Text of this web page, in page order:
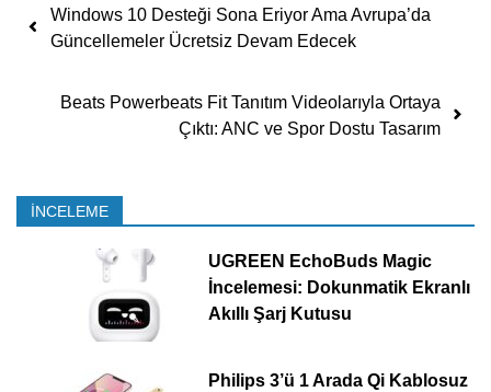
Yazı dolaşımı
Windows 10 Desteği Sona Eriyor Ama Avrupa’da
Güncellemeler Ücretsiz Devam Edecek
Beats Powerbeats Fit Tanıtım Videolarıyla Ortaya
Çıktı: ANC ve Spor Dostu Tasarım
İNCELEME
UGREEN EchoBuds Magic
İncelemesi: Dokunmatik Ekranlı
Akıllı Şarj Kutusu
Philips 3’ü 1 Arada Qi Kablosuz